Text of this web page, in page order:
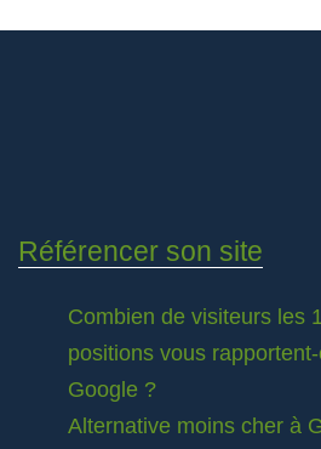
Référencer son site
Combien de visiteurs les
positions vous
Google ?
Alternative moins cher à